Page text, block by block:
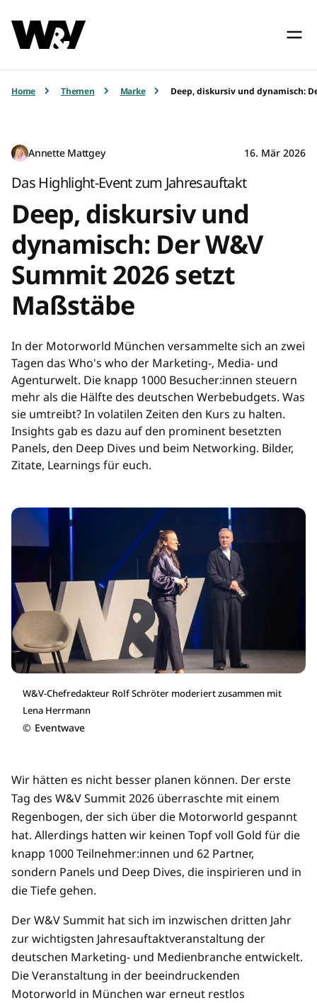
Home Themen Marke Deep, diskursiv und dynamisch:
Annette Mattgey 16. Mär 2026
Das Highlight-Event zum Jahresauftakt
Deep, diskursiv und
dynamisch: Der W&V
Summit 2026 setzt
Maßstäbe
In der Motorworld München versammelte sich an zwei
Tagen das Who's who der Marketing-, Media- und
Agenturwelt. Die knapp 1000 Besucher:innen steuern
mehr als die Hälfte des deutschen Werbebudgets. Was
sie umtreibt? In volatilen Zeiten den Kurs zu halten.
Insights gab es dazu auf den prominent besetzten
Panels, den Deep Dives und beim Networking. Bilder,
Zitate, Learnings für euch.
W&V-Chefredakteur Rolf Schröter moderiert zusammen mit
Lena Herrmann
© Eventwave
Wir hätten es nicht besser planen können. Der erste
Tag des W&V Summit 2026 überraschte mit einem
Regenbogen, der sich über die Motorworld gespannt
hat. Allerdings hatten wir keinen Topf voll Gold für die
knapp 1000 Teilnehmer:innen und 62 Partner,
sondern Panels und Deep Dives, die inspirieren und in
die Tiefe gehen.
Der W&V Summit hat sich im inzwischen dritten Jahr
zur wichtigsten Jahresauftaktveranstaltung der
deutschen Marketing- und Medienbranche entwickelt.
Die Veranstaltung in der beeindruckenden
Motorworld in München war erneut restlos